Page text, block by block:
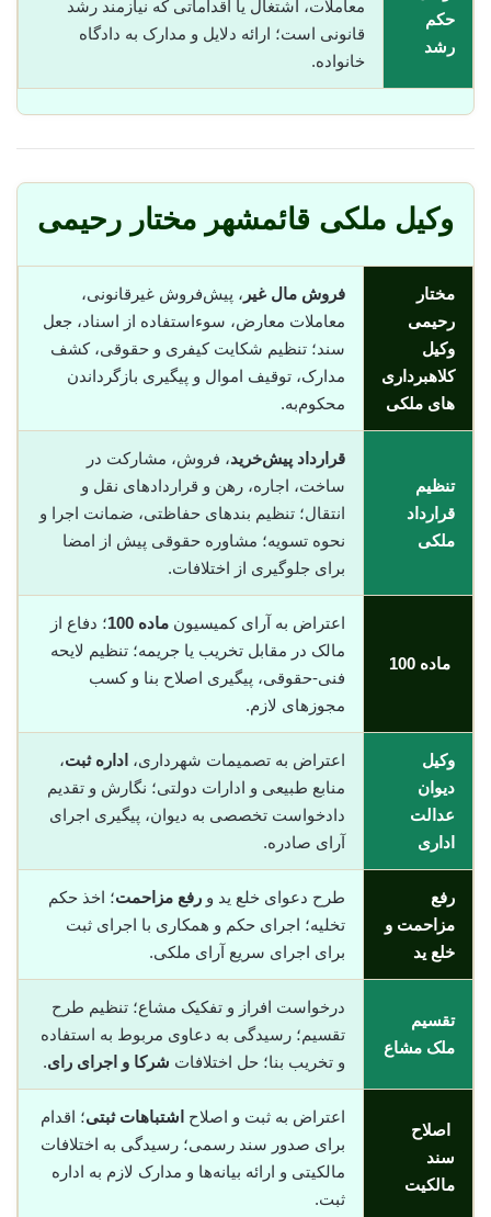
حکم
رشد
معاملات، اشتغال یا اقداماتی که نیازمند رشد
قانونی است؛ ارائه دلایل و مدارک به دادگاه
خانواده.
وکیل ملکی قائمشهر مختار رحیمی
مختار
رحیمی
وکیل
کلاهبرداری
های ملکی
فروش مال غیر ، پیش‌فروش غیرقانونی،
معاملات معارض، سوء‌استفاده از اسناد، جعل
سند؛ تنظیم شکایت کیفری و حقوقی، کشف
مدارک، توقیف اموال و پیگیری بازگرداندن
محکوم‌به.
تنظیم
قرارداد
ملکی
قرارداد پیش‌خرید، فروش، مشارکت در
ساخت، اجاره، رهن و قراردادهای نقل و
انتقال؛ تنظیم بندهای حفاظتی، ضمانت اجرا و
نحوه تسویه؛ مشاوره حقوقی پیش از امضا
برای جلوگیری از اختلافات.
ماده 100
اعتراض به آرای کمیسیون ماده 100
؛ دفاع از
مالک در مقابل تخریب یا جریمه؛ تنظیم لایحه
فنی-حقوقی، پیگیری اصلاح بنا و کسب
مجوزهای لازم.
وکیل
دیوان
عدالت
اداری
اعتراض به تصمیمات شهرداری، اداره ثبت،
منابع طبیعی و ادارات دولتی؛ نگارش و تقدیم
دادخواست تخصصی به دیوان، پیگیری اجرای
آرای صادره.
رفع
مزاحمت و
خلع ید
طرح دعوای خلع ید و رفع مزاحمت؛ اخذ حکم
تخلیه؛ اجرای حکم و همکاری با اجرای ثبت
برای اجرای سریع آرای ملکی.
تقسیم
ملک مشاع
درخواست افراز و تفکیک مشاع؛ تنظیم طرح
تقسیم؛ رسیدگی به دعاوی مربوط به استفاده
و تخریب بنا؛ حل اختلافات شرکا و اجرای رای.
اصلاح
سند
مالکیت
اعتراض به ثبت و اصلاح اشتباهات ثبتی؛ اقدام
برای صدور سند رسمی؛ رسیدگی به اختلافات
مالکیتی و ارائه بیانه‌ها و مدارک لازم به اداره
ثبت.